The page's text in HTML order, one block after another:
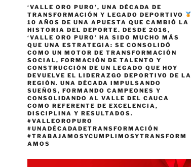
‘VALLE ORO PURO’, UNA DÉCADA DE
TRANSFORMACIÓN Y LEGADO DEPORTIVO
10 AÑOS DE UNA APUESTA QUE CAMBIÓ LA
HISTORIA DEL DEPORTE. DESDE 2016,
‘VALLE ORO PURO’ HA SIDO MUCHO MÁS
QUE UNA ESTRATEGIA: SE CONSOLIDÓ
COMO UN MOTOR DE TRANSFORMACIÓN
SOCIAL, FORMACIÓN DE TALENTO Y
CONSTRUCCIÓN DE UN LEGADO QUE HOY
DEVUELVE EL LIDERAZGO DEPORTIVO DE LA
REGIÓN. UNA DÉCADA IMPULSANDO
SUEÑOS, FORMANDO CAMPEONES Y
CONSOLIDANDO AL VALLE DEL CAUCA
COMO REFERENTE DE EXCELENCIA,
DISCIPLINA Y RESULTADOS.
#VALLEOROPURO
#UNADÉCADADETRANSFORMACIÓN
#TRABAJAMOSYCUMPLIMOSYTRANSFORM
AMOS